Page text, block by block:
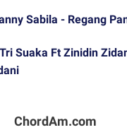
Sabila - Regang
Suaka Ft Zinidin
ChordAm.com